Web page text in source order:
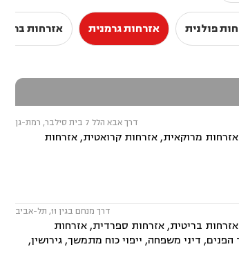
פולנית אזרחות גרמנית אזרחות
דרך אבא הלל 7 בית סילבר, רמת-גן
מרוקאית, אזרחות קרואטית, אזרחות
דרך מנחם בגין 11, תל-אביב
בריטית, אזרחות ספרדית, אזרחות
דיני משפחה, ייפוי כוח מתמשך, גירושין,